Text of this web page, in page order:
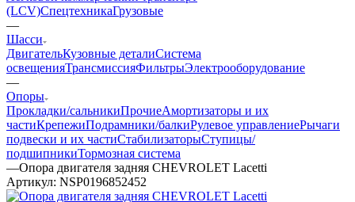
(LCV)СпецтехникаГрузовые
—
Шасси
ДвигательКузовные деталиСистема
освещенияТрансмиссияФильтрыЭлектрооборудование
—
Опоры
Прокладки/сальникиПрочиеАмортизаторы и их
частиКрепежиПодрамники/балкиРулевое управлениеРычаги
подвески и их частиСтабилизаторыСтупицы/
подшипникиТормозная система
—Опора двигателя задняя CHEVROLET Lacetti
Артикул: NSP0196852452